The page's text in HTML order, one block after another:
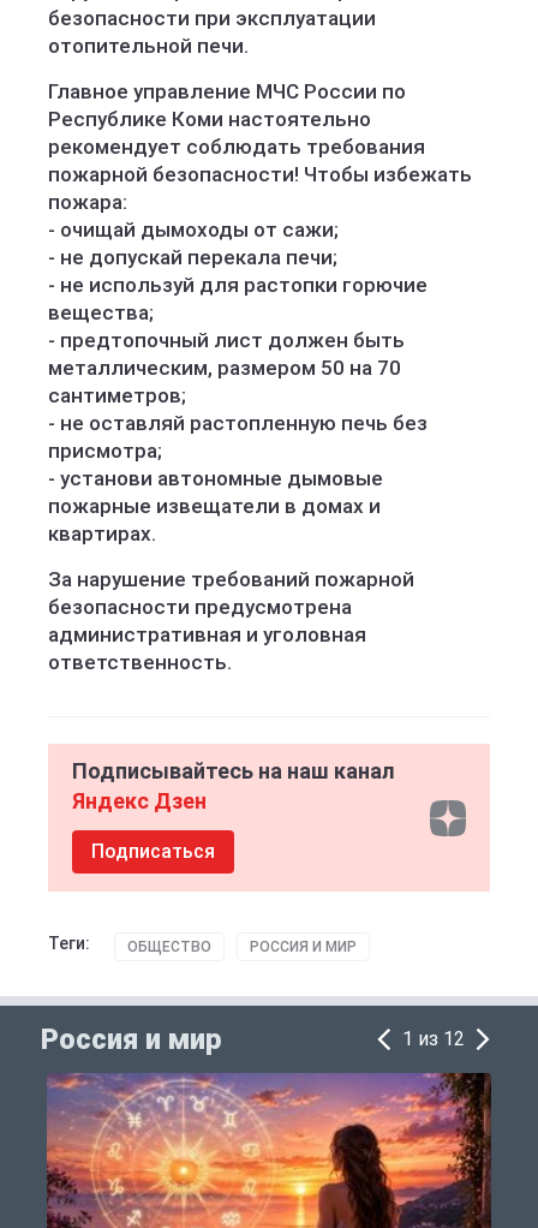
безопасности при эксплуатации
отопительной печи.
Главное управление МЧС России по
Республике Коми настоятельно
рекомендует соблюдать требования
пожарной безопасности! Чтобы избежать
пожара:
- очищай дымоходы от сажи;
- не допускай перекала печи;
- не используй для растопки горючие
вещества;
- предтопочный лист должен быть
металлическим, размером 50 на 70
сантиметров;
- не оставляй растопленную печь без
присмотра;
- установи автономные дымовые
пожарные извещатели в домах и
квартирах.
За нарушение требований пожарной
безопасности предусмотрена
административная и уголовная
ответственность.
Подписывайтесь на наш канал
Яндекс Дзен
Подписаться
Теги: ОБЩЕСТВО РОССИЯ И МИР
Россия и мир 1 из 12